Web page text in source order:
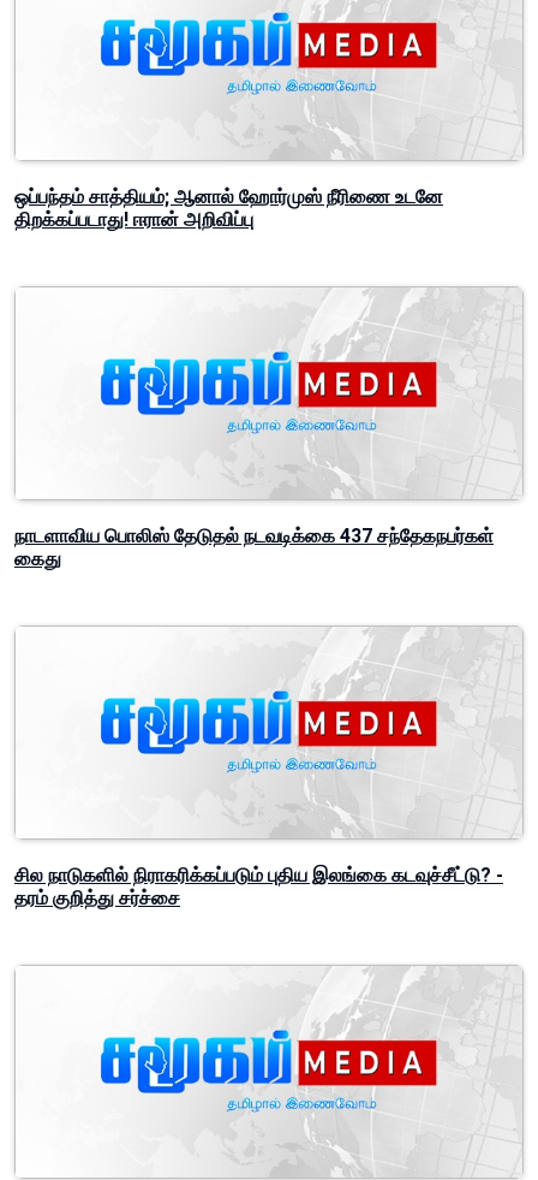
ஒப்பந்தம் சாத்தியம்; ஆனால் ஹோர்முஸ் நீரிணை உடனே
திறக்கப்படாது! ஈரான் அறிவிப்பு
நாடளாவிய பொலிஸ் தேடுதல் நடவடிக்கை 437 சந்தேகநபர்கள்
கைது
சில நாடுகளில் நிராகரிக்கப்படும் புதிய இலங்கை கடவுச்சீட்டு? -
தரம் குறித்து சர்ச்சை